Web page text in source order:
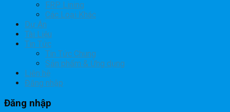
FRP Lining
Các Loại Khác
Dự Án
Tài Liệu
Tin Tức
Tin Tức Chung
Sản phẩm & Ứng dụng
Liên hệ
Đăng nhập
Đăng nhập